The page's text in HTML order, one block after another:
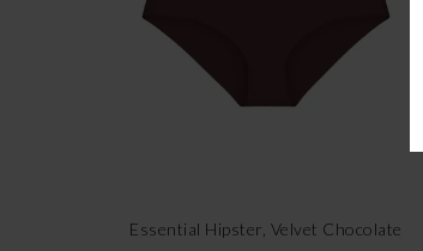
Essential Hipster, Velvet Chocolate